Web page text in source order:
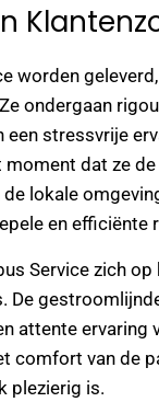
worden
ondergaan
stressvrije
dat ze
lokale
en efficiënte
Service zich
De
attente ervaring
comfort van de
plezierig is.